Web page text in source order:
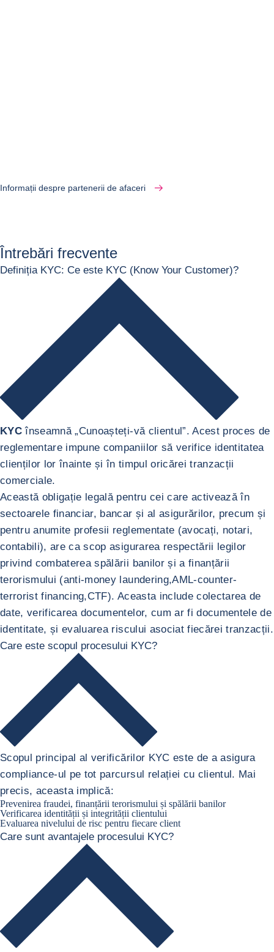
Informații despre partenerii de afaceri
Întrebări frecvente
Definiția KYC: Ce este KYC (Know Your Customer)?
KYC înseamnă „Cunoașteți-vă clientul”. Acest proces de
reglementare impune companiilor să verifice identitatea
clienților lor înainte și în timpul oricărei tranzacții
comerciale.
Această obligație legală pentru cei care activează în
sectoarele financiar, bancar și al asigurărilor, precum și
pentru anumite profesii reglementate (avocați, notari,
contabili), are ca scop asigurarea respectării legilor
privind combaterea spălării banilor și a finanțării
terorismului (anti-money laundering,AML-counter-
terrorist financing,CTF). Aceasta include colectarea de
date, verificarea documentelor, cum ar fi documentele de
identitate, și evaluarea riscului asociat fiecărei tranzacții.
Care este scopul procesului KYC?
Scopul principal al verificărilor KYC este de a asigura
compliance-ul pe tot parcursul relației cu clientul. Mai
precis, aceasta implică:
Prevenirea fraudei, finanțării terorismului și spălării banilor
Verificarea identității și integrității clientului
Evaluarea nivelului de risc pentru fiecare client
Care sunt avantajele procesului KYC?